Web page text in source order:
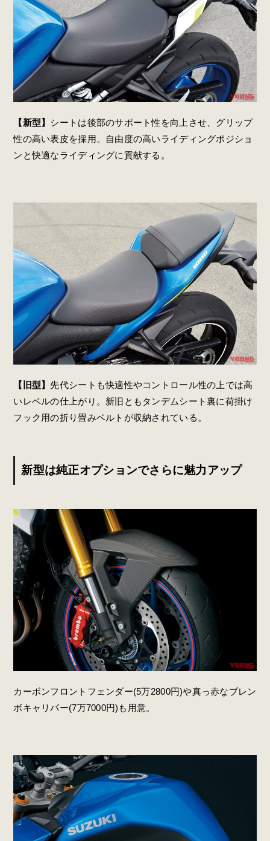
【新型】 シートは後部のサポート性を向上させ、グリップ
性の高い表皮を採用。自由度の高いライディングポジショ
ンと快適なライディングに貢献する。
【旧型】 先代シートも快適性やコントロール性の上では高
いレベルの仕上がり。新旧ともタンデムシート裏に荷掛け
フック用の折り畳みベルトが収納されている。
新型は純正オプションでさらに魅力アップ
カーボンフロントフェンダー(5万2800円)や真っ赤なブレン
ボキャリパー(7万7000円)も用意。